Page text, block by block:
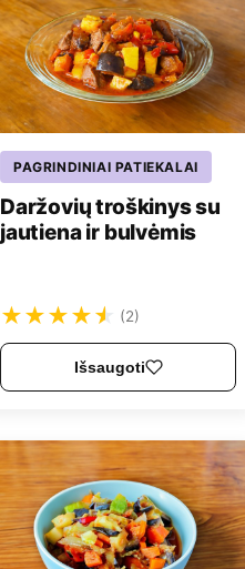
PAGRINDINIAI PATIEKALAI
Daržovių troškinys su
jautiena ir bulvėmis
★★★★★ (2)
Išsaugoti